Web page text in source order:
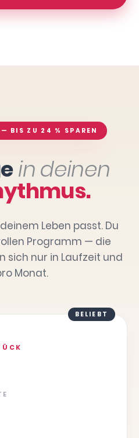
BIS ZU 24 % SPAREN
in deinen
Leben passt. Du
Programm — die
sich nur in Laufzeit und
Monat.
BELIEBT